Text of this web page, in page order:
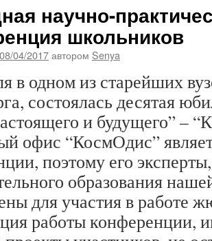
научно-
школьников
08/04/2017автором Senya
в одном из старейших
состоялась десятая
и будущего” –
офис “КосмОдис”
поэтому его
образования
для участия в работе
работы конференции,